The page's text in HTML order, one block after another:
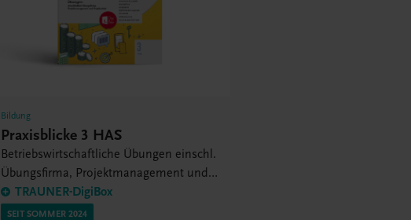
Bildung
Praxisblicke 3 HAS
Betriebswirtschaftliche Übungen einschl.
Übungsfirma, Projektmanagement und
Projektarbeit
TRAUNER-DigiBox
SEIT SOMMER 2024